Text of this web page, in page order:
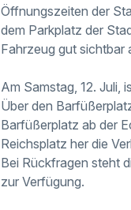
Öffnungszeiten der
dem Parkplatz der
Fahrzeug gut sichtbar
Am Samstag, 12. Juli,
Über den
Barfüßerplatz ab der
Reichsplatz her die
Bei Rückfragen steht
zur Verfügung.